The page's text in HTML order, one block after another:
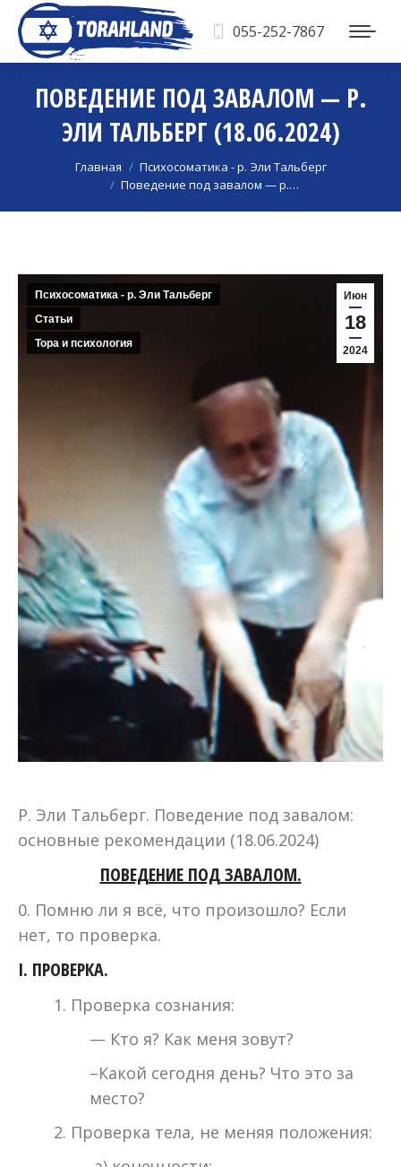
055-252-7867
ПОВЕДЕНИЕ ПОД ЗАВАЛОМ — Р.
ЭЛИ ТАЛЬБЕРГ (18.06.2024)
Вы здесь:Главная
Психосоматика - р. Эли Тальберг
Поведение под завалом — р.…
Июн
18
2024
Психосоматика - р. Эли Тальберг
Статьи
Тора и психология
Р. Эли Тальберг. Поведение под завалом:
основные рекомендации (18.06.2024)
ПОВЕДЕНИЕ ПОД ЗАВАЛОМ.
0. Помню ли я всё, что произошло? Если
нет, то проверка.
I. ПРОВЕРКА.
1. Проверка сознания:
— Кто я? Как меня зовут?
–Какой сегодня день? Что это за
место?
2. Проверка тела, не меняя положения: